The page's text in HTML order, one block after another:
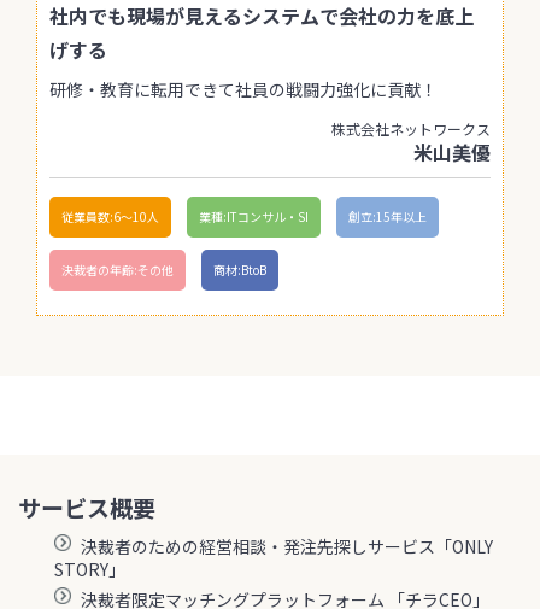
社内でも現場が見えるシステムで会社の力を底上
げする
研修・教育に転用できて社員の戦闘力強化に貢献！
株式会社ネットワークス
米山美優
従業員数:6～10人 業種:ITコンサル・SI 創立:15年以上
決裁者の年齢:その他 商材:BtoB
サービス概要
決裁者のための経営相談・発注先探しサービス「ONLY
STORY」
決裁者限定マッチングプラットフォーム 「チラCEO」